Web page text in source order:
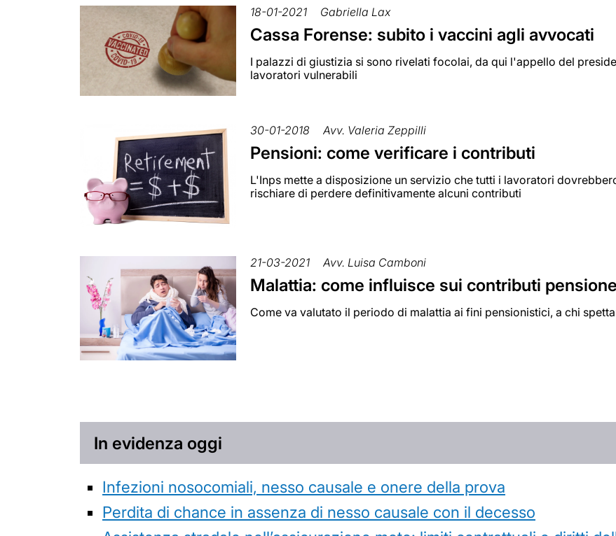
18-01-2021 Gabriella Lax
Cassa Forense: subito i vaccini agli avvocati
I palazzi di giustizia si sono rivelati focolai, da qui l'appello del
lavoratori vulnerabili
30-01-2018 Avv. Valeria Zeppilli
Pensioni: come verificare i contributi
L'Inps mette a disposizione un servizio che tutti i lavoratori
rischiare di perdere definitivamente alcuni contributi
21-03-2021 Avv. Luisa Camboni
Malattia: come influisce sui contributi
Come va valutato il periodo di malattia ai fini pensionistici, a chi
In evidenza oggi
Infezioni nosocomiali, nesso causale e onere della prova
Perdita di chance in assenza di nesso causale con il decesso